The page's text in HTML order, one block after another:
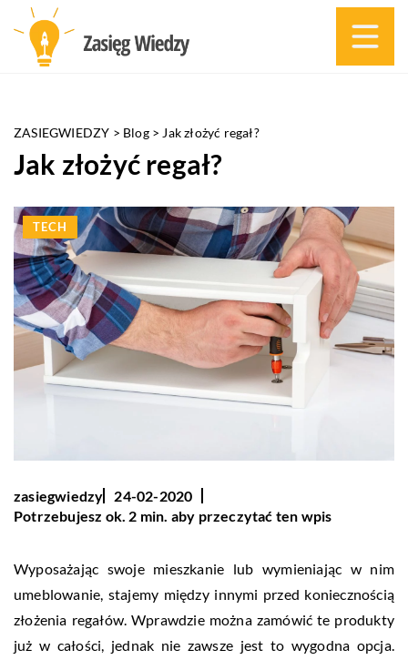
ZASIEGWIEDZY > Blog> Jak złożyć regał?
Jak złożyć regał?
TECH
zasiegwiedzy
24-02-2020
Potrzebujesz ok. 2 min. aby przeczytać ten wpis
Wyposażając swoje mieszkanie lub wymieniając w nim
umeblowanie, stajemy między innymi przed koniecznością
złożenia regałów. Wprawdzie można zamówić te produkty
już w całości, jednak nie zawsze jest to wygodna opcja.